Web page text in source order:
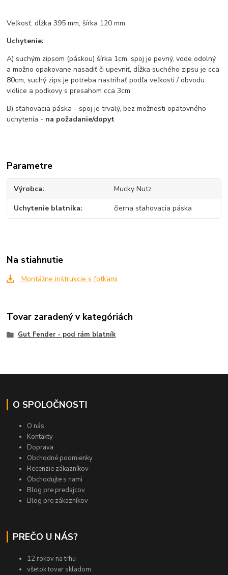
Veľkosť: dĺžka 395 mm, šírka 120 mm
Uchytenie:
A) suchým zipsom (páskou) šírka 1cm, spoj je pevný, vode odolný
a možno opakovane nasadiť či upevniť, dĺžka suchého zipsu je cca
80cm, suchý zips je potreba nastrihať podľa veľkosti / obvodu
vidlice a podkovy s presahom cca 3cm
B) sťahovacia páska - spoj je trvalý, bez možnosti opätovného
uchytenia - na požadanie/dopyt
Parametre
Výrobca Mucky Nutz
Uchytenie blatníka čierna sťahovacia páska
Na stiahnutie
Montážne inštrukcie s fotkami
Tovar zaradený v kategóriách
Gut Fender - pod rám blatník
O SPOLOČNOSTI
O nás
Kontakty
Doprava
Obchodné podmienky
Recenzie zákazníkov
Obchodujte s nami
Blog pre predajcov
Blog pre zákazníkov
PREČO U NÁS?
12 rokov na trhu
všetok tovar skladom